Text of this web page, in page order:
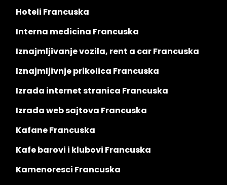
Hoteli Francuska
Interna medicina Francuska
Iznajmljivanje vozila, rent a car Francuska
Iznajmljivnje prikolica Francuska
Izrada internet stranica Francuska
Izrada web sajtova Francuska
Kafane Francuska
Kafe barovi i klubovi Francuska
Kamenoresci Francuska